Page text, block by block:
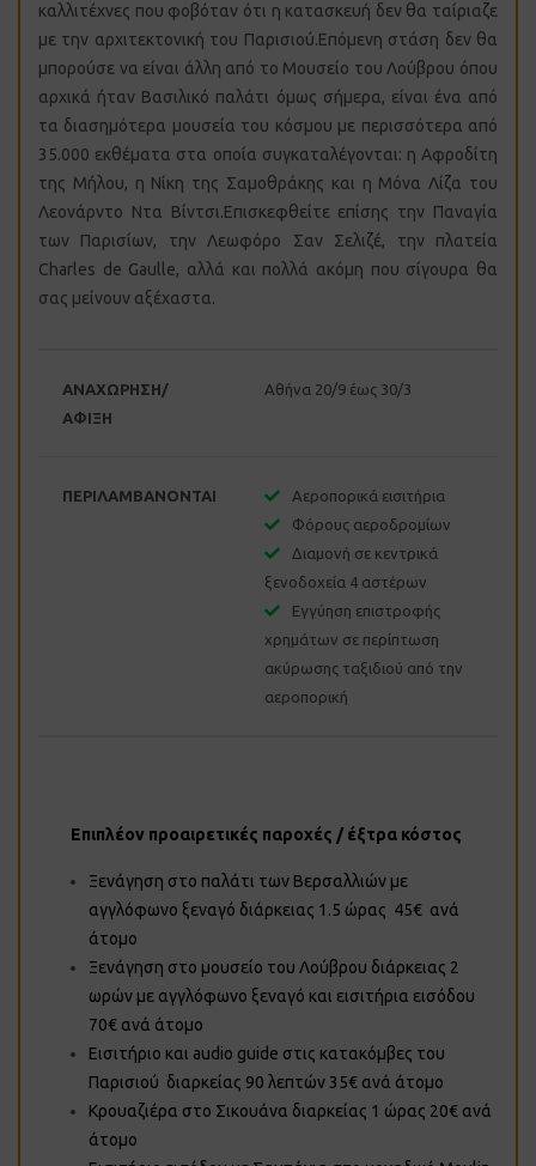
καλλιτέχνες που φοβόταν ότι η κατασκευή δεν θα ταίριαζε
με την αρχιτεκτονική του Παρισιού.Επόμενη στάση δεν θα
μπορούσε να είναι άλλη από το Μουσείο του Λούβρου όπου
αρχικά ήταν Βασιλικό παλάτι όμως σήμερα, είναι ένα από
τα διασημότερα μουσεία του κόσμου με περισσότερα από
35.000 εκθέματα στα οποία συγκαταλέγονται: η Αφροδίτη
της Μήλου, η Νίκη της Σαμοθράκης και η Μόνα Λίζα του
Λεονάρντο Ντα Βίντσι.Επισκεφθείτε επίσης την Παναγία
των Παρισίων, την Λεωφόρο Σαν Σελιζέ, την πλατεία
Charles de Gaulle, αλλά και πολλά ακόμη που σίγουρα θα
σας μείνουν αξέχαστα.
ΑΝΑΧΩΡΗΣΗ/
ΑΦΙΞΗ
Αθήνα 20/9 έως 30/3
ΠΕΡΙΛΑΜΒΑΝΟΝΤΑΙ
Αεροπορικά εισιτήρια
Φόρους αεροδρομίων
Διαμονή σε κεντρικά
ξενοδοχεία 4 αστέρων
Εγγύηση επιστροφής
χρημάτων σε περίπτωση
ακύρωσης ταξιδιού από την
αεροπορική
Επιπλέον προαιρετικές παροχές / έξτρα κόστος
Ξενάγηση στο παλάτι των Βερσαλλιών με
αγγλόφωνο ξεναγό διάρκειας 1.5 ώρας 45€ ανά
άτομο
Ξενάγηση στο μουσείο του Λούβρου διάρκειας 2
ωρών με αγγλόφωνο ξεναγό και εισιτήρια εισόδου
70€ ανά άτομο
Εισιτήριο και audio guide στις κατακόμβες του
Παρισιού διαρκείας 90 λεπτών 35€ ανά άτομο
Κρουαζιέρα στο Σικουάνα διαρκείας 1 ώρας 20€ ανά
άτομο